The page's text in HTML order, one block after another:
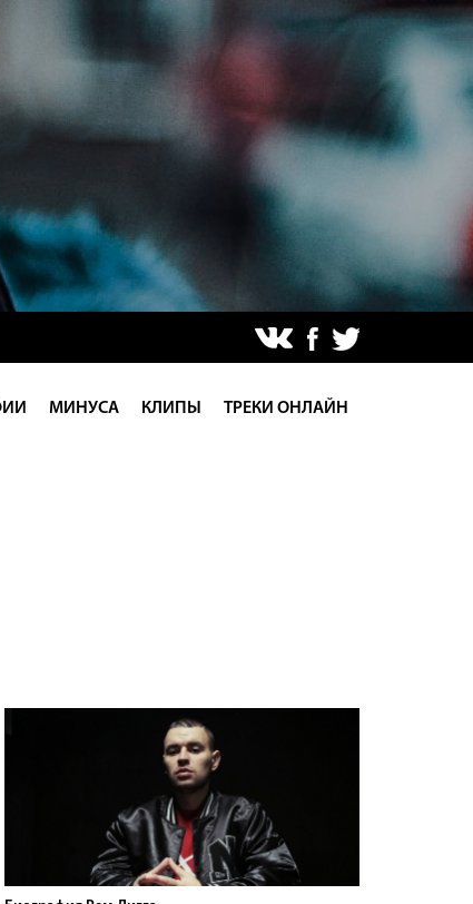
МИНУСА КЛИПЫ ТРЕКИ ОНЛАЙН